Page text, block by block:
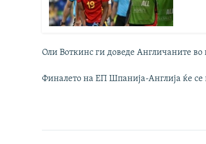
Оли Воткинс ги доведе Англичаните во
Финалето на ЕП Шпанија-Англија ќе се